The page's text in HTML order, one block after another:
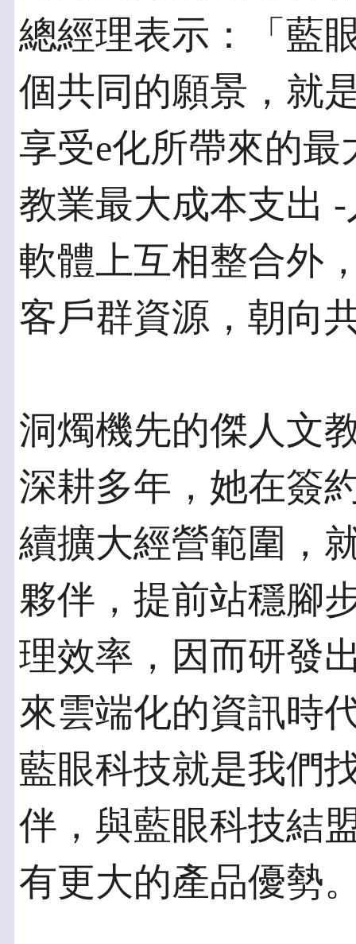
總經理表示：「藍
個共同的願景，就
享受e化所帶來的
教業最大成本支出
軟體上互相整合外
客戶群資源，朝向
洞燭機先的傑人文
深耕多年，她在簽
續擴大經營範圍，
夥伴，提前站穩腳
理效率，因而研發
來雲端化的資訊時
藍眼科技就是我們
伴，與藍眼科技結
有更大的產品優勢